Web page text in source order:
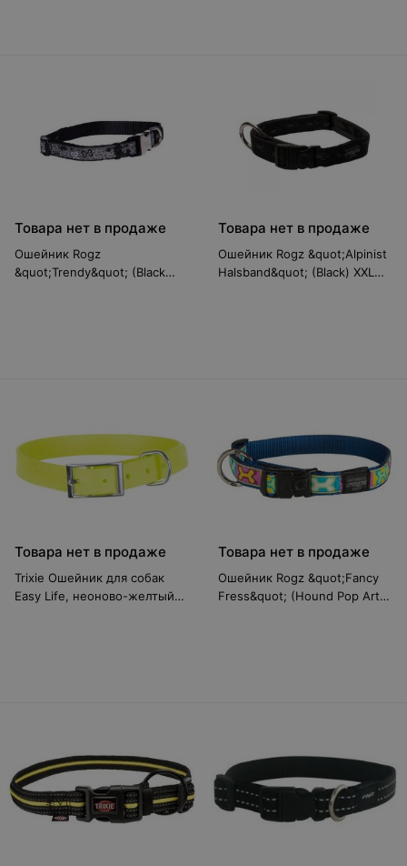
Товара нет в продаже
Ошейник Rogz
&quot;Trendy&quot; (Black
Товара нет в продаже
Ошейник Rogz &quot;Alpinist
Halsband&quot; (Black) XXL
Товара нет в продаже
Trixie Ошейник для собак
Easy Life, неоново-желтый
Товара нет в продаже
Ошейник Rogz &quot;Fancy
Fress&quot; (Hound Pop Art